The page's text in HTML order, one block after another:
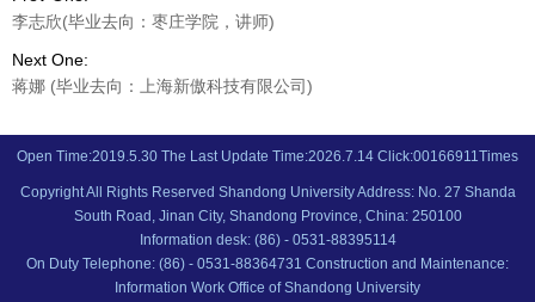
李志欣(毕业去向：枣庄学院，讲师)
Next One:
蒋娜 (毕业去向：上海新傲科技有限公司)
Open Time:2019 5 30 The Last Update Time:2026 7 14 Click:00166911 Times
Copyright All Rights Reserved Shandong University Address: No. 27 Shanda
South Road, Jinan City, Shandong Province, China: 250100
Information desk: (86) - 0531-88395114
On Duty Telephone: (86) - 0531-88364731 Construction and Maintenance:
Information Work Office of Shandong University